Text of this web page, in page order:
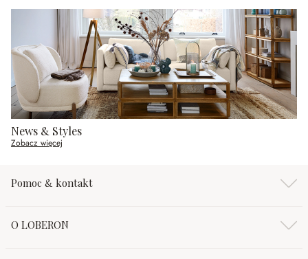
News & Styles
Zobacz więcej
Pomoc & kontakt
O LOBERON